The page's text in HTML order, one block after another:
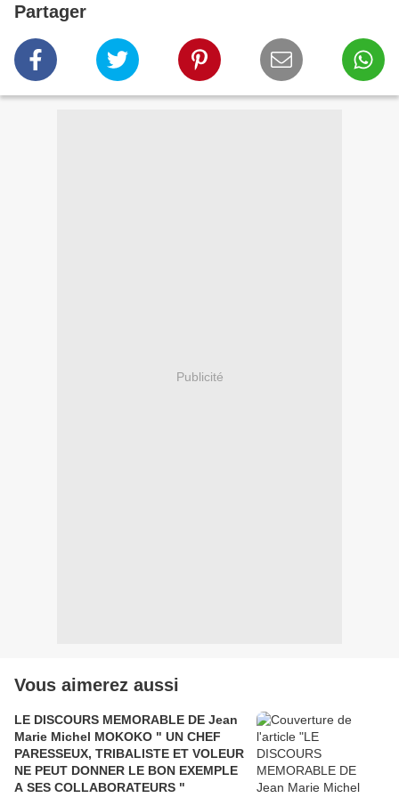
Partager
Publicité
Vous aimerez aussi
LE DISCOURS MEMORABLE DE Jean
Marie Michel MOKOKO " UN CHEF
PARESSEUX, TRIBALISTE ET VOLEUR
NE PEUT DONNER LE BON EXEMPLE
A SES COLLABORATEURS "